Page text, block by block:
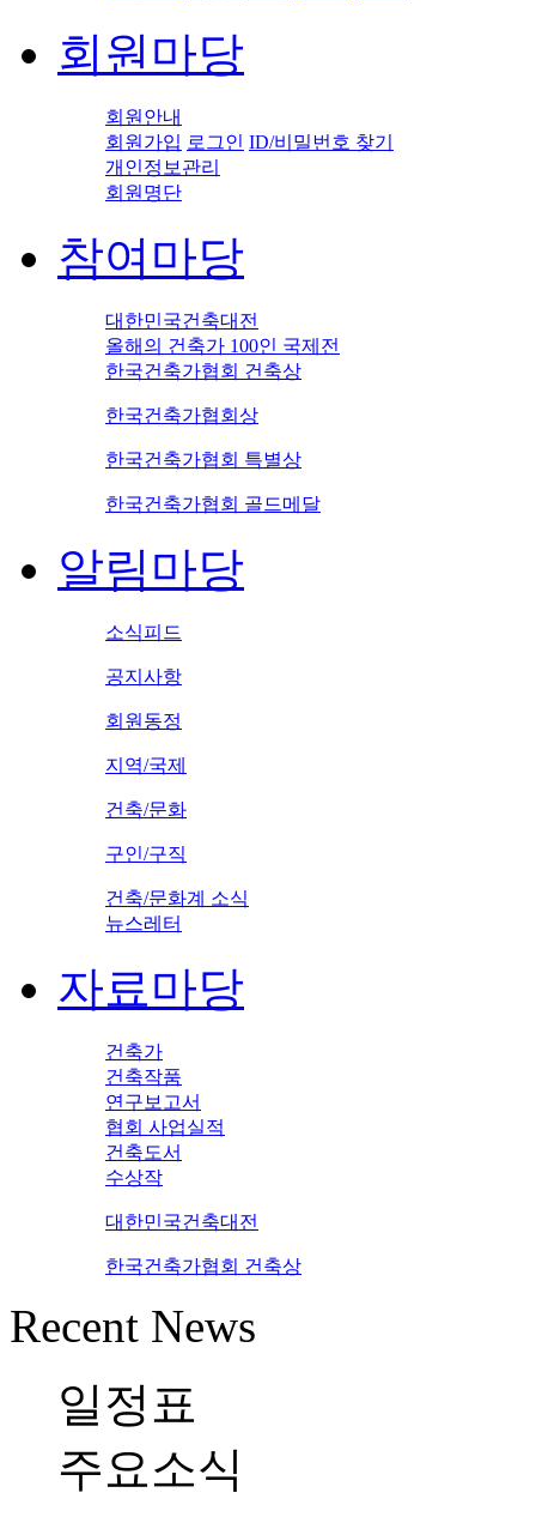
회원마당
회원안내
회원가입 로그인 ID/비밀번호 찾기
개인정보관리
회원명단
참여마당
대한민국건축대전
올해의 건축가 100인 국제전
한국건축가협회 건축상
한국건축가협회상
한국건축가협회 특별상
한국건축가협회 골드메달
알림마당
소식피드
공지사항
회원동정
지역/국제
건축/문화
구인/구직
건축/문화계 소식
뉴스레터
자료마당
건축가
건축작품
연구보고서
협회 사업실적
건축도서
수상작
대한민국건축대전
한국건축가협회 건축상
Recent News
일정표
주요소식